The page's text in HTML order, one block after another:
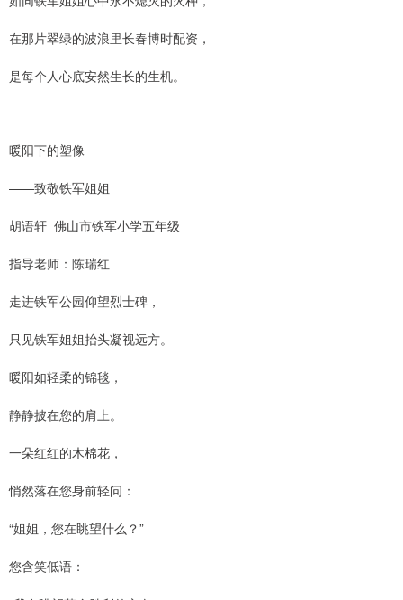
在那片翠绿的波浪里长春博时配资，
是每个人心底安然生长的生机。
暖阳下的塑像
——致敬铁军姐姐
胡语轩 佛山市铁军小学五年级
指导老师：陈瑞红
走进铁军公园仰望烈士碑，
只见铁军姐姐抬头凝视远方。
暖阳如轻柔的锦毯，
静静披在您的肩上。
一朵红红的木棉花，
悄然落在您身前轻问：
“姐姐，您在眺望什么？”
您含笑低语：